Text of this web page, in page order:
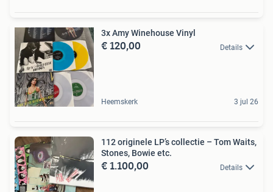
3x Amy Winehouse Vinyl
€ 120,00 Details
Heemskerk 3 jul 26
112 originele LP’s collectie – Tom Waits,
Stones, Bowie etc.
€ 1.100,00 Details